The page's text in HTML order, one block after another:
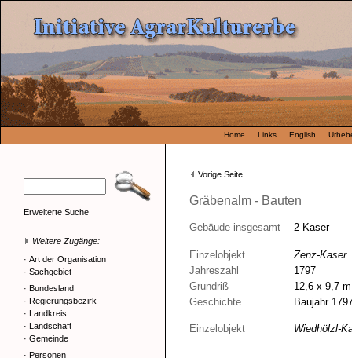
Home Links English
Erweiterte Suche
Weitere Zugänge:
· Art der Organisation
· Sachgebiet
· Bundesland
· Regierungsbezirk
· Landkreis
· Landschaft
· Gemeinde
· Personen
Vorige Seite
Gräbenalm - Bauten
Gebäude insgesamt 2 Kaser
Einzelobjekt
Zenz-Kaser
Jahreszahl
1797
Grundriß
12,6 x 9,7 m
Geschichte
Baujahr
Einzelobjekt Wiedhölzl-